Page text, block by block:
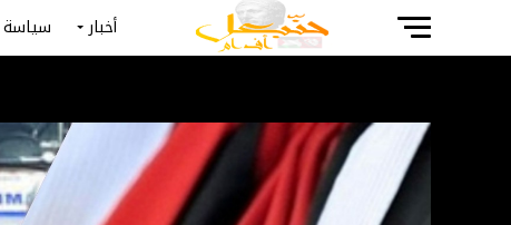
أخبار سياسة